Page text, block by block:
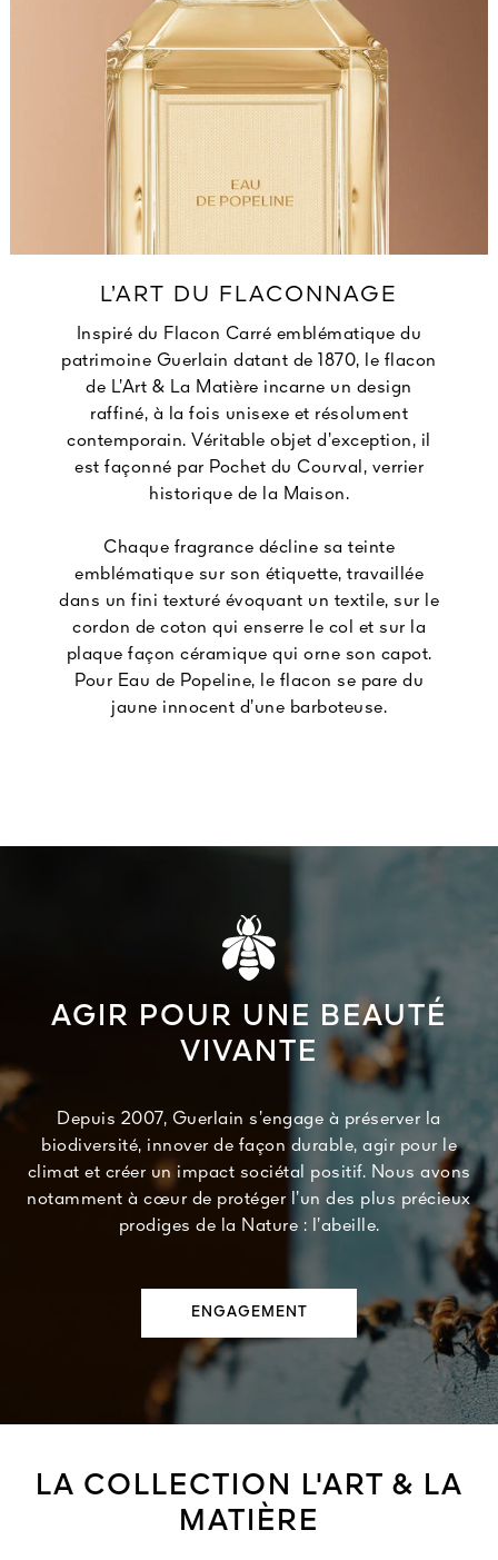
L’ART DU FLACONNAGE
Inspiré du Flacon Carré emblématique du
patrimoine Guerlain datant de 1870, le flacon
de L’Art & La Matière incarne un design
raffiné, à la fois unisexe et résolument
contemporain. Véritable objet d’exception, il
est façonné par Pochet du Courval, verrier
historique de la Maison.
Chaque fragrance décline sa teinte
emblématique sur son étiquette, travaillée
dans un fini texturé évoquant un textile, sur le
cordon de coton qui enserre le col et sur la
plaque façon céramique qui orne son capot.
Pour Eau de Popeline, le flacon se pare du
jaune innocent d’une barboteuse.
AGIR POUR UNE BEAUTÉ
VIVANTE
Depuis 2007, Guerlain s’engage à préserver la
biodiversité, innover de façon durable, agir pour le
climat et créer un impact sociétal positif. Nous avons
notamment à cœur de protéger l’un des plus précieux
prodiges de la Nature : l’abeille.
ENGAGEMENT
LA COLLECTION L'ART & LA
MATIÈRE